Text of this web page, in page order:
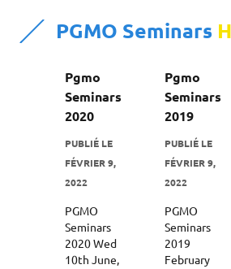
PGMO Seminars
Pgmo
Seminars
2020
PUBLIÉ LE
FÉVRIER 9,
2022
PGMO
Seminars
2020 Wed
10th June,
Pgmo
Seminars
2019
PUBLIÉ LE
FÉVRIER 9,
2022
PGMO
Seminars
2019
February